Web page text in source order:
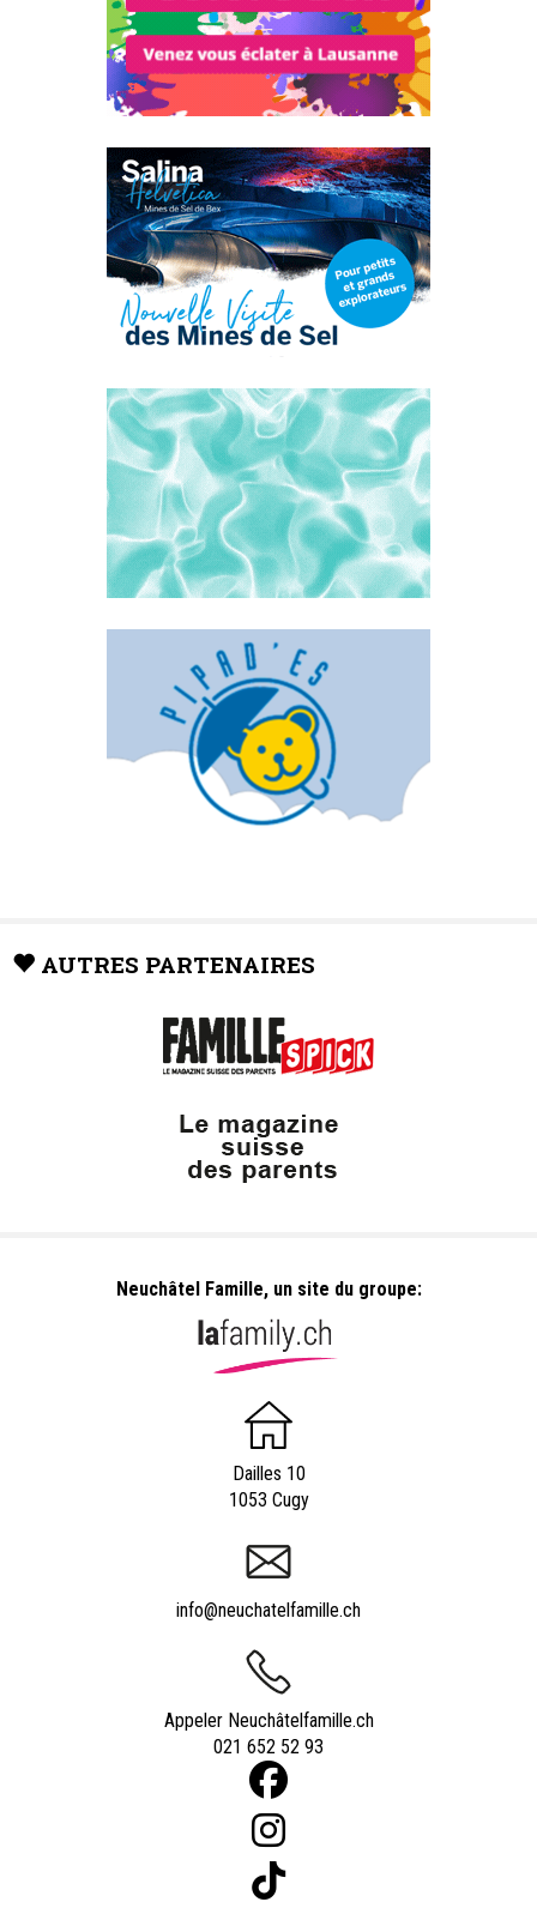
AUTRES PARTENAIRES
Neuchâtel Famille, un site du groupe:
Dailles 10
1053 Cugy
info@neuchatelfamille.ch
Appeler Neuchâtelfamille.ch
021 652 52 93